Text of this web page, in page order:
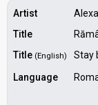
Artist
Title
Title (English)
Stay
Language